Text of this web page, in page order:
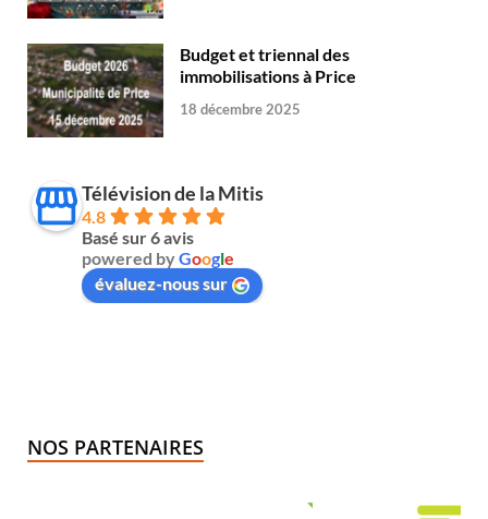
Budget et triennal des
immobilisations à Price
18 décembre 2025
Télévision de la Mitis
4.8
Basé sur 6 avis
powered byGoogle
évaluez-nous sur
NOS PARTENAIRES